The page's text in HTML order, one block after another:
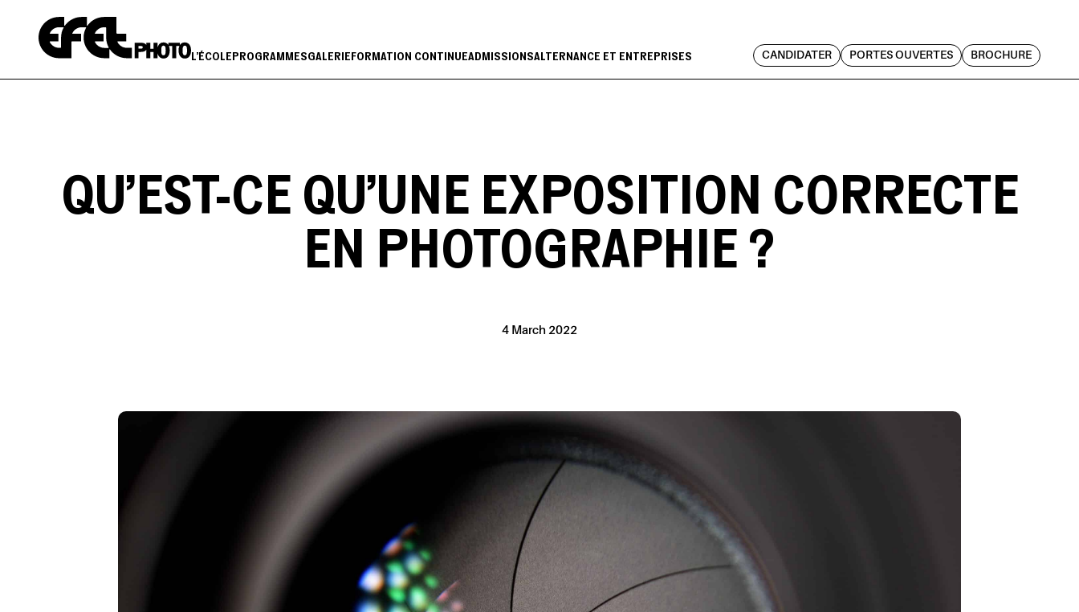
L’ÉCOLEPROGRAMMESGALERIEFORMATION CONTINUEADMISSIONSALTERNANCE ET ENTREPRISES CANDIDATER PORTES OUVERTES BROCHURE
QU’EST-CE QU’UNE EXPOSITION CORRECTE
EN PHOTOGRAPHIE ?
4 March 2022